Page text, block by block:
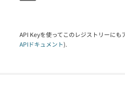
API Keyを使ってこのレジストリーにも
APIドキュメント).